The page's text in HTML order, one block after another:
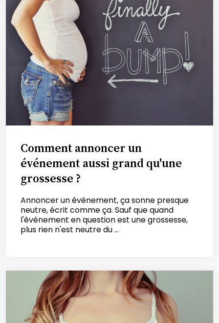
Comment annoncer un
événement aussi grand qu'une
grossesse ?
Annoncer un événement, ça sonne presque
neutre, écrit comme ça. Sauf que quand
l'événement en question est une grossesse,
plus rien n'est neutre du ...